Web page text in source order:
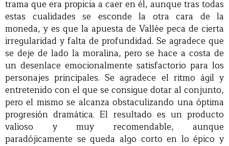
trama que era propicia a caer en él, aunque tras todas
estas cualidades se esconde la otra cara de la
moneda, y es que la apuesta de Vallée peca de cierta
irregularidad y falta de profundidad. Se agradece que
se deje de lado la moralina, pero se hace a costa de
un desenlace emocionalmente satisfactorio para los
personajes principales. Se agradece el ritmo ágil y
entretenido con el que se consigue dotar al conjunto,
pero el mismo se alcanza obstaculizando una óptima
progresión dramática. El resultado es un producto
valioso y muy recomendable, aunque
paradójicamente se queda algo corto en lo épico y